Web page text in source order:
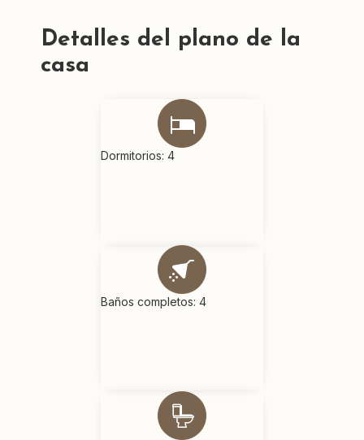
Detalles del plano de la
casa
Dormitorios: 4
Baños completos: 4